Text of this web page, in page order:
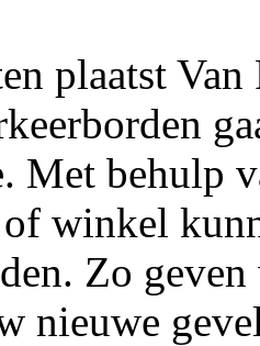
plaatst
Met behulp
winkel
Zo
nieuwe